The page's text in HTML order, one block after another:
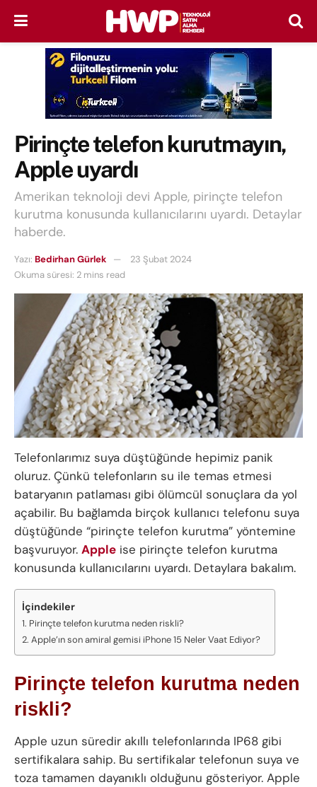
Pirinçte telefon kurutmayın,
Apple uyardı
Amerikan teknoloji devi Apple, pirinçte telefon
kurutma konusunda kullanıcılarını uyardı. Detaylar
haberde.
Yazı: Bedirhan Gürlek
23 Şubat 2024
Okuma süresi: 2 mins read
Telefonlarımız suya düştüğünde hepimiz panik
oluruz. Çünkü telefonların su ile temas etmesi
bataryanın patlaması gibi ölümcül sonuçlara da yol
açabilir. Bu bağlamda birçok kullanıcı telefonu suya
düştüğünde “pirinçte telefon kurutma” yöntemine
başvuruyor. Apple ise pirinçte telefon kurutma
konusunda kullanıcılarını uyardı. Detaylara bakalım.
İçindekiler
Pirinçte telefon kurutma neden riskli?
Apple’ın son amiral gemisi iPhone 15 Neler Vaat Ediyor?
Pirinçte telefon kurutma neden
riskli?
Apple uzun süredir akıllı telefonlarında IP68 gibi
sertifikalara sahip. Bu sertifikalar telefonun suya ve
toza tamamen dayanıklı olduğunu gösteriyor. Apple